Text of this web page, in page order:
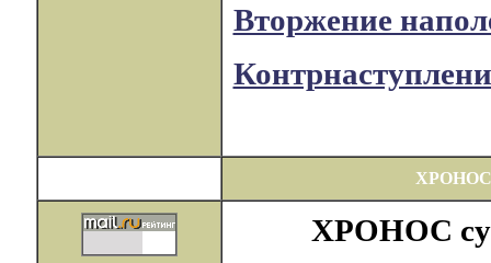
Вторжение
ХРОНОС